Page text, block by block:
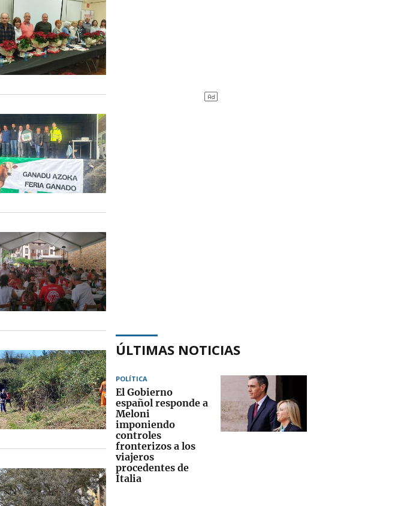
ÚLTIMAS NOTICIAS
POLÍTICA
El Gobierno
español responde a
Meloni
imponiendo
controles
fronterizos a los
viajeros
procedentes de
Italia